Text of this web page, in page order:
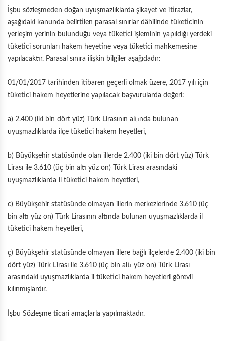
İşbu sözleşmeden doğan uyuşmazlıklarda şikayet ve itirazlar,
aşağıdaki kanunda belirtilen parasal sınırlar dâhilinde tüketicinin
yerleşim yerinin bulunduğu veya tüketici işleminin yapıldığı yerdeki
tüketici sorunları hakem heyetine veya tüketici mahkemesine
yapılacaktır. Parasal sınıra ilişkin bilgiler aşağıdadır:
01/01/2017 tarihinden itibaren geçerli olmak üzere, 2017 yılı için
tüketici hakem heyetlerine yapılacak başvurularda değeri:
a) 2.400 (iki bin dört yüz) Türk Lirasının altında bulunan
uyuşmazlıklarda ilçe tüketici hakem heyetleri,
b) Büyükşehir statüsünde olan illerde 2.400 (iki bin dört yüz) Türk
Lirası ile 3.610 (üç bin altı yüz on) Türk Lirası arasındaki
uyuşmazlıklarda il tüketici hakem heyetleri,
c) Büyükşehir statüsünde olmayan illerin merkezlerinde 3.610 (üç
bin altı yüz on) Türk Lirasının altında bulunan uyuşmazlıklarda il
tüketici hakem heyetleri,
ç) Büyükşehir statüsünde olmayan illere bağlı ilçelerde 2.400 (iki bin
dört yüz) Türk Lirası ile 3.610 (üç bin altı yüz on) Türk Lirası
arasındaki uyuşmazlıklarda il tüketici hakem heyetleri görevli
kılınmışlardır.
İşbu Sözleşme ticari amaçlarla yapılmaktadır.